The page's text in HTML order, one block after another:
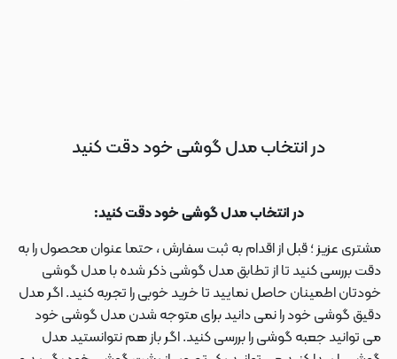
در انتخاب مدل گوشی خود دقت کنید
در انتخاب مدل گوشی خود دقت کنید:
مشتری عزیز ؛ قبل از اقدام به ثبت سفارش ، حتما عنوان محصول را به
دقت بررسی کنید تا از تطابق مدل گوشی ذکر شده با مدل گوشی
خودتان اطمینان حاصل نمایید تا خرید خوبی را تجربه کنید. اگر مدل
دقیق گوشی خود را نمی دانید برای متوجه شدن مدل گوشی خود
می توانید جعبه گوشی را بررسی کنید. اگر باز هم نتوانستید مدل